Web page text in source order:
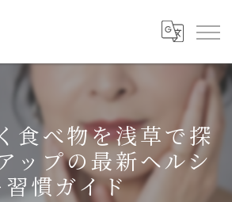
食べ物を浅草で探
ップの最新ヘルシ
習慣ガイド